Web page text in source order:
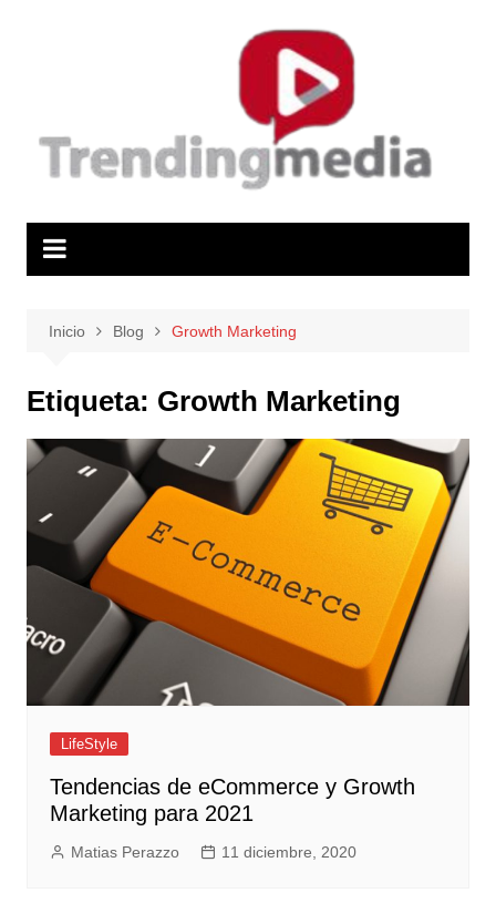
Inicio Blog Growth Marketing
Etiqueta: Growth Marketing
LifeStyle
Tendencias de eCommerce y Growth
Marketing para 2021
Matias Perazzo 11 diciembre, 2020